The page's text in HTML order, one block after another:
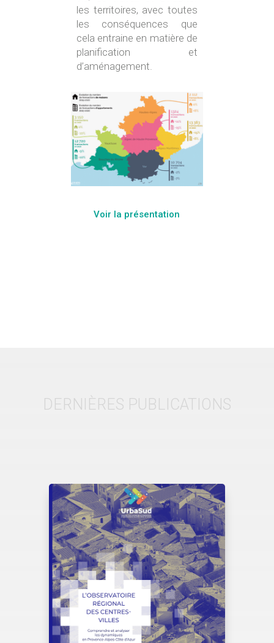
les territoires, avec toutes
les conséquences que
cela entraine en matière de
planification et
d’aménagement.
Voir la présentation
DERNIÈRES PUBLICATIONS